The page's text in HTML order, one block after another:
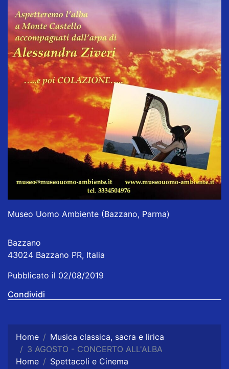
Museo Uomo Ambiente (Bazzano, Parma)
Bazzano
43024 Bazzano PR, Italia
Pubblicato il 02/08/2019
Condividi
Home
Musica classica, sacra e lirica
3 AGOSTO - CONCERTO ALL'ALBA
Home
Spettacoli e Cinema